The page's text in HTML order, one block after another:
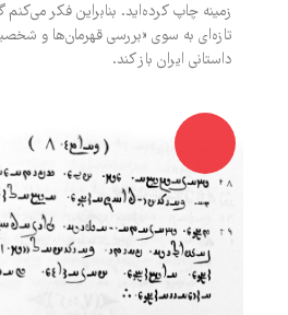
زمینه چاپ کرده‌اید. بنابراین فکر
تازه‌ای به سوی «بررسی قهرمان‌ها و
داستانی ایران باز کند.